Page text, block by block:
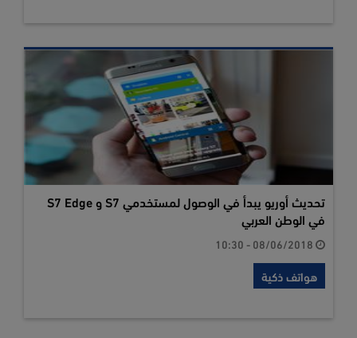
تحديث أوريو يبدأ في الوصول لمستخدمي S7 و S7 Edge
في الوطن العربي
هواتف ذكية